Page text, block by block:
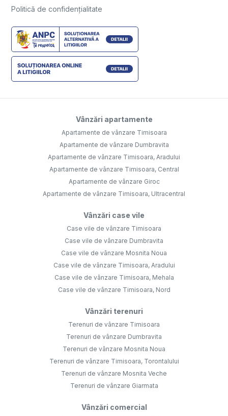
Politică de confidențialitate
Vânzări apartamente
Apartamente de vânzare Timisoara
Apartamente de vânzare Dumbravita
Apartamente de vânzare Timisoara, Aradului
Apartamente de vânzare Timisoara, Central
Apartamente de vânzare Giroc
Apartamente de vânzare Timisoara, Ultracentral
Vânzări case vile
Case vile de vânzare Timisoara
Case vile de vânzare Dumbravita
Case vile de vânzare Mosnita Noua
Case vile de vânzare Timisoara, Aradului
Case vile de vânzare Timisoara, Mehala
Case vile de vânzare Timisoara, Nord
Vânzări terenuri
Terenuri de vânzare Timisoara
Terenuri de vânzare Dumbravita
Terenuri de vânzare Mosnita Noua
Terenuri de vânzare Timisoara, Torontalului
Terenuri de vânzare Mosnita Veche
Terenuri de vânzare Giarmata
Vânzări comercial